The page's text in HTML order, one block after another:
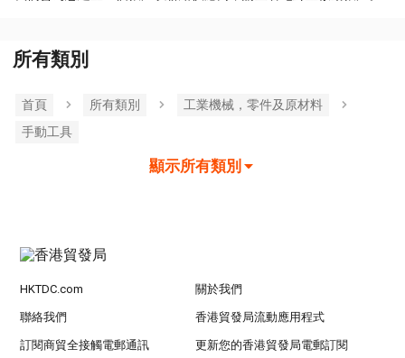
所有類別
首頁 所有類別
工業機械，零件及原材料
手動工具
顯示所有類別
HKTDC.com 關於我們
聯絡我們 香港貿發局流動應用程式
訂閱商貿全接觸電郵通訊 更新您的香港貿發局電郵訂閱